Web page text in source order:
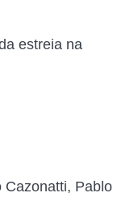
estreia na
Cazonatti, Pablo